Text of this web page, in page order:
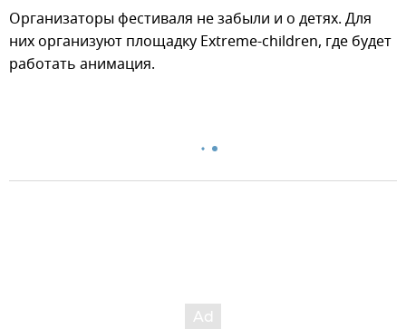
Организаторы фестиваля не забыли и о детях. Для
них организуют площадку Extreme-children, где будет
работать анимация.